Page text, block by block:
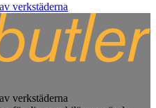
verkstäderna
verkstäderna